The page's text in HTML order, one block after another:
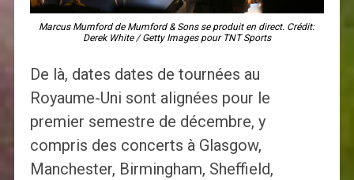
Marcus Mumford de Mumford & Sons se produit en direct. Crédit:
Derek White / Getty Images pour TNT Sports
De là, dates dates de tournées au
Royaume-Uni sont alignées pour le
premier semestre de décembre, y
compris des concerts à Glasgow,
Manchester, Birmingham, Sheffield,